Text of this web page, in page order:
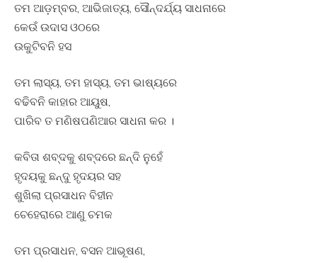
ତମ ଆଡ଼ମ୍ବର, ଆଭିଜାତ୍ୟ, ସୌନ୍ଦର୍ଯ୍ୟ ସାଧନାରେ
କେଉଁ ଉଦାସ ଓଠରେ
ଉକୁଟିବନି ହସ
ତମ ଲାସ୍ୟ, ତମ ହାସ୍ୟ, ତମ ଭାଷ୍ୟରେ
ବଢିବନି କାହାର ଆୟୁଷ,
ପାରିବ ତ ମଣିଷପଣିଆର ସାଧନା କର ।
କବିତା ଶବ୍ଦକୁ ଶବ୍ଦରେ ଛନ୍ଦି ନୁହେଁ
ହୃଦୟକୁ ଛନ୍ଦୁ ହୃଦୟର ସହ
ଶୁଖିଲା ପ୍ରସାଧନ ବିହୀନ
ଚେହେରାରେ ଆଣୁ ଚମକ
ତମ ପ୍ରସାଧନ, ବସନ ଆଭୂଷଣ,